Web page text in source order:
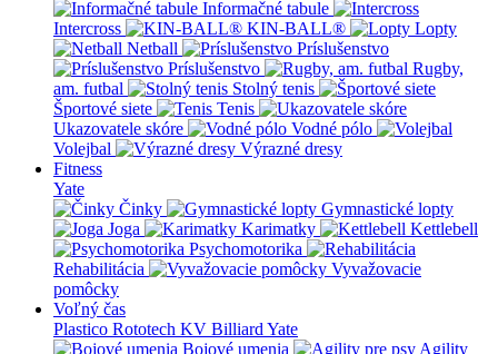
Informačné tabule
Intercross
KIN-BALL®
Lopty
Netball
Príslušenstvo
Príslušenstvo
Rugby,
am. futbal
Stolný tenis
Športové siete
Tenis
Ukazovatele skóre
Vodné pólo
Volejbal
Výrazné dresy
Fitness
Yate
Činky
Gymnastické lopty
Joga
Karimatky
Kettlebell
Psychomotorika
Rehabilitácia
Vyvažovacie
pomôcky
Voľný čas
Plastico Rototech KV Billiard Yate
Bojové umenia
Agility